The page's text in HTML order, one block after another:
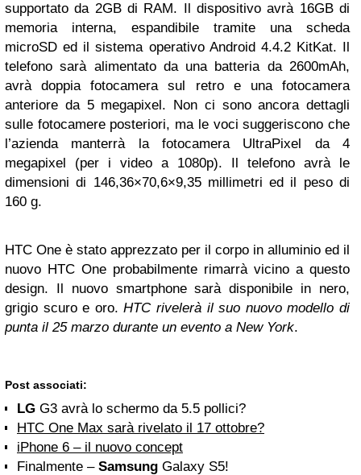
supportato da 2GB di RAM. Il dispositivo avrà 16GB di
memoria interna, espandibile tramite una scheda
microSD ed il sistema operativo Android 4.4.2 KitKat. Il
telefono sarà alimentato da una batteria da 2600mAh,
avrà doppia fotocamera sul retro e una fotocamera
anteriore da 5 megapixel. Non ci sono ancora dettagli
sulle fotocamere posteriori, ma le voci suggeriscono che
l’azienda manterrà la fotocamera UltraPixel da 4
megapixel (per i video a 1080p). Il telefono avrà le
dimensioni di 146,36×70,6×9,35 millimetri ed il peso di
160 g.
HTC One è stato apprezzato per il corpo in alluminio ed il
nuovo HTC One probabilmente rimarrà vicino a questo
design. Il nuovo smartphone sarà disponibile in nero,
grigio scuro e oro.HTC rivelerà il suo nuovo modello di
punta il 25 marzo durante un evento a New York.
Post associati:
LG G3 avrà lo schermo da 5.5 pollici?
HTC One Max sarà rivelato il 17 ottobre?
iPhone 6 – il nuovo concept
Finalmente – Samsung Galaxy S5!